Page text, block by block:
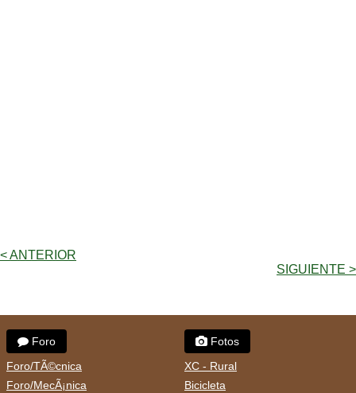
< ANTERIOR
SIGUIENTE >
Foro
Foro/TÃ©cnica
Foro/MecÃ¡nica
Fotos
XC - Rural
Bicicleta